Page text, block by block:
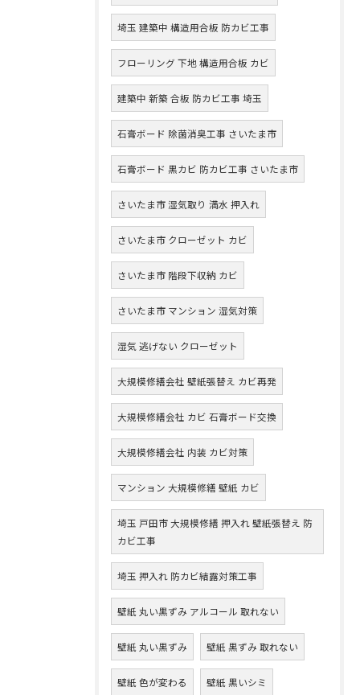
埼玉 建築中 構造用合板 防カビ工事
フローリング 下地 構造用合板 カビ
建築中 新築 合板 防カビ工事 埼玉
石膏ボード 除菌消臭工事 さいたま市
石膏ボード 黒カビ 防カビ工事 さいたま市
さいたま市 湿気取り 満水 押入れ
さいたま市 クローゼット カビ
さいたま市 階段下収納 カビ
さいたま市 マンション 湿気対策
湿気 逃げない クローゼット
大規模修繕会社 壁紙張替え カビ再発
大規模修繕会社 カビ 石膏ボード交換
大規模修繕会社 内装 カビ対策
マンション 大規模修繕 壁紙 カビ
埼玉 戸田市 大規模修繕 押入れ 壁紙張替え 防
カビ工事
埼玉 押入れ 防カビ結露対策工事
壁紙 丸い黒ずみ アルコール 取れない
壁紙 丸い黒ずみ 壁紙 黒ずみ 取れない
壁紙 色が変わる 壁紙 黒いシミ